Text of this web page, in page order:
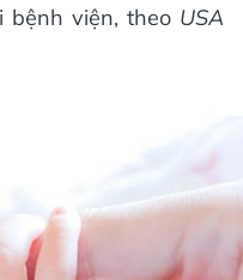
bệnh viện, theo USA